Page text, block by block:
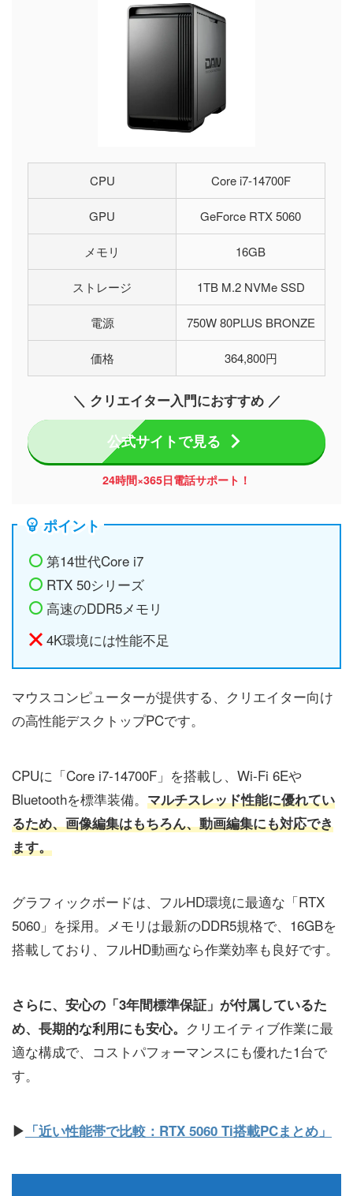
CPU Core i7-14700F
GPU GeForce RTX 5060
メモリ 16GB
ストレージ 1TB M.2 NVMe SSD
電源 750W 80PLUS BRONZE
価格 364,800円
＼ クリエイター入門におすすめ ／
公式サイトで見る
24時間×365日電話サポート！
ポイント
第14世代Core i7
RTX 50シリーズ
高速のDDR5メモリ
4K環境には性能不足
マウスコンピューターが提供する、クリエイター向け
の高性能デスクトップPCです。
CPUに「Core i7-14700F」を搭載し、Wi-Fi 6Eや
Bluetoothを標準装備。 マルチスレッド性能に優れてい
るため、画像編集はもちろん、動画編集にも対応でき
ます。
グラフィックボードは、フルHD環境に最適な「RTX
5060」を採用。メモリは最新のDDR5規格で、16GBを
搭載しており、フルHD動画なら作業効率も良好です。
さらに、安心の「3年間標準保証」が付属しているた
め、長期的な利用にも安心。 クリエイティブ作業に最
適な構成で、コストパフォーマンスにも優れた1台で
す。
▶ 「近い性能帯で比較：RTX 5060 Ti搭載PCまとめ」